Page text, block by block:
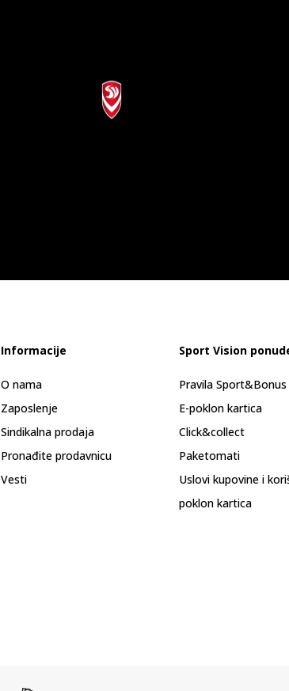
Informacije
O nama
Zaposlenje
Sindikalna prodaja
Pronađite prodavnicu
Vesti
Sport Vision
Pravila
E-poklon kartica
Click&collect
Paketomati
Uslovi kupovine i
poklon kartica